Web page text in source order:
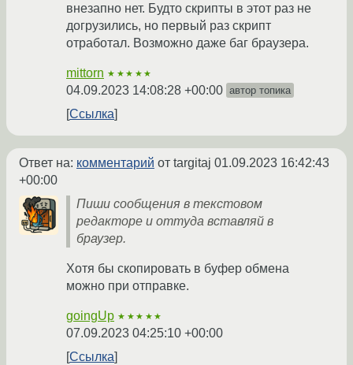
внезапно нет. Будто скрипты в этот раз не
догрузились, но первый раз скрипт
отработал. Возможно даже баг браузера.
mittorn ★★★★★
04.09.2023 14:08:28 +00:00 автор топика
Ссылка
Ответ на: комментарий от targitaj 01.09.2023 16:42:43
+00:00
Пиши сообщения в текстовом
редакторе и оттуда вставляй в
браузер.
Хотя бы скопировать в буфер обмена
можно при отправке.
goingUp ★★★★★
07.09.2023 04:25:10 +00:00
Ссылка